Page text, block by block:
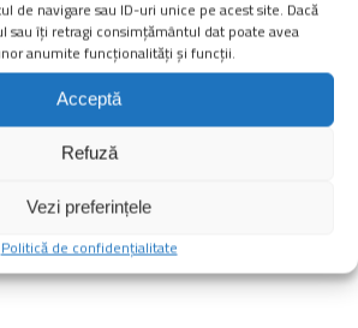
de navigare sau ID-uri unice pe acest site. Dacă
sau îți retragi consimțământul dat poate avea
anumite funcționalități și funcții.
Acceptă
Refuză
Vezi preferințele
Politică de confidențialitate
ALTE
ANTENAPLAY.
CURSA
FEATURED
1 2026 FOTBAL
MARELE PREMIU AL MARII BRITANII
SILVERSTONE
PREDA